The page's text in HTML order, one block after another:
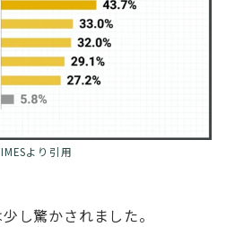
より引用
し驚かされました。